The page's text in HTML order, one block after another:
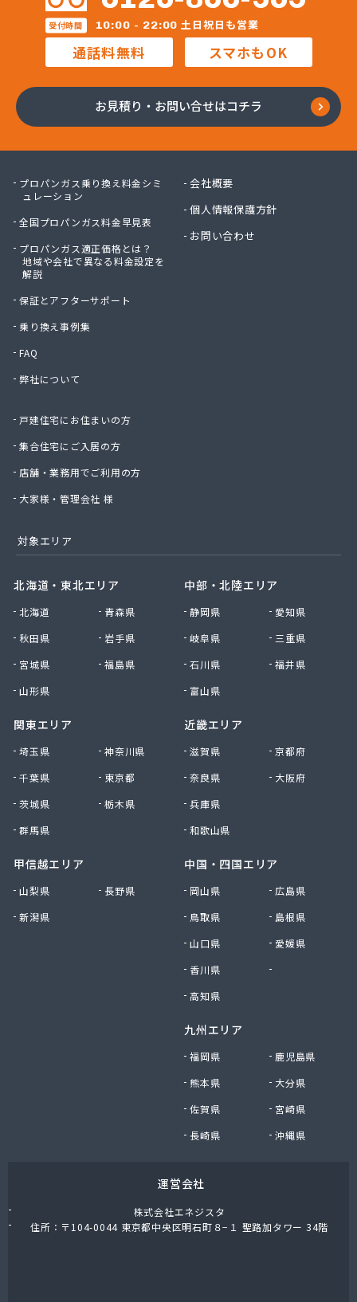
受付時間 10:00 - 22:00 土日祝日も営業
通話料無料 スマホもOK
お見積り・お問い合せはコチラ
プロパンガス乗り換え料金シミ
ュレーション
全国プロパンガス料金早見表
プロパンガス適正価格とは？
地域や会社で異なる料金設定を
解説
保証とアフターサポート
乗り換え事例集
FAQ
弊社について
戸建住宅にお住まいの方
集合住宅にご入居の方
店舗・業務用でご利用の方
大家様・管理会社 様
会社概要
個人情報保護方針
お問い合わせ
対象エリア
北海道・東北エリア
北海道
青森県
秋田県
岩手県
宮城県
福島県
山形県
関東エリア
埼玉県
神奈川県
千葉県
東京都
茨城県
栃木県
群馬県
甲信越エリア
山梨県
長野県
新潟県
中部・北陸エリア
静岡県
愛知県
岐阜県
三重県
石川県
福井県
富山県
近畿エリア
滋賀県
京都府
奈良県
大阪府
兵庫県
和歌山県
中国・四国エリア
岡山県
広島県
鳥取県
島根県
山口県
愛媛県
香川県
高知県
九州エリア
福岡県
鹿児島県
熊本県
大分県
佐賀県
宮崎県
長崎県
沖縄県
運営会社
株式会社エネジスタ
住所：〒104-0044 東京都中央区明石町８−１ 聖路加タワー 34階